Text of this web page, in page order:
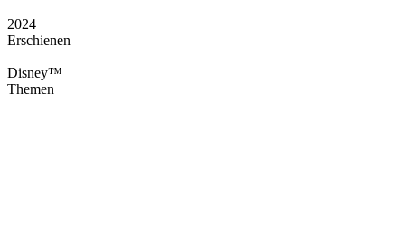
2024
Erschienen
Disney™
Themen